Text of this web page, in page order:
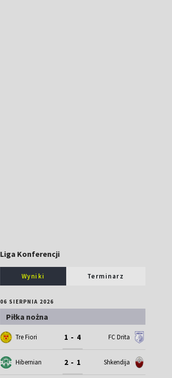
Liga Konferencji
Wyniki Terminarz
06 SIERPNIA 2026
Piłka nożna
Tre Fiori 1 - 4 FC Drita
Hibernian 2 - 1 Shkendija